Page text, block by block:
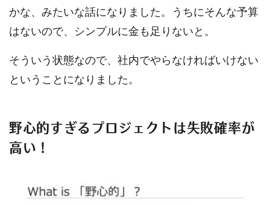
かな、みたいな話になりました。うちにそんな予算
はないので、シンプルに金も足りないと。
そういう状態なので、社内でやらなければいけない
ということになりました。
野心的すぎるプロジェクトは失敗確率が
高い！